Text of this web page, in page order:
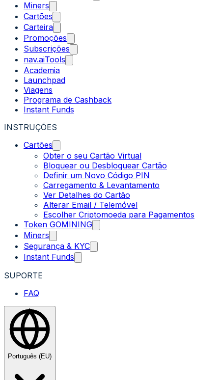
Miners
Cartões
Carteira
Promoções
Subscrições
nav.aiTools
Academia
Launchpad
Viagens
Programa de Cashback
Instant Funds
INSTRUÇÕES
Cartões
Obter o seu Cartão Virtual
Bloquear ou Desbloquear Cartão
Definir um Novo Código PIN
Carregamento & Levantamento
Ver Detalhes do Cartão
Alterar Email / Telemóvel
Escolher Criptomoeda para Pagamentos
Token GOMINING
Miners
Segurança & KYC
Instant Funds
SUPORTE
FAQ
Português (EU)